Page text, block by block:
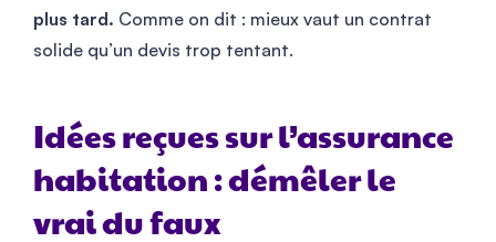
plus tard. Comme on dit : mieux vaut un contrat
solide qu’un devis trop tentant.
Idées reçues sur l’assurance
habitation : démêler le
vrai du faux